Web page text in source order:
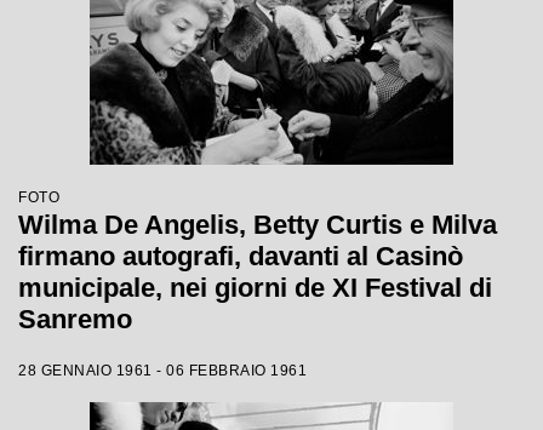
FOTO
Wilma De Angelis, Betty Curtis e Milva
firmano autografi, davanti al Casinò
municipale, nei giorni de XI Festival di
Sanremo
28 GENNAIO 1961 - 06 FEBBRAIO 1961